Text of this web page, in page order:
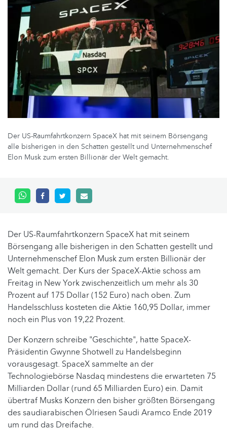
Der US-Raumfahrtkonzern SpaceX hat mit seinem Börsengang
alle bisherigen in den Schatten gestellt und Unternehmenschef
Elon Musk zum ersten Billionär der Welt gemacht.
Der US-Raumfahrtkonzern SpaceX hat mit seinem
Börsengang alle bisherigen in den Schatten gestellt und
Unternehmenschef Elon Musk zum ersten Billionär der
Welt gemacht. Der Kurs der SpaceX-Aktie schoss am
Freitag in New York zwischenzeitlich um mehr als 30
Prozent auf 175 Dollar (152 Euro) nach oben. Zum
Handelsschluss kosteten die Aktie 160,95 Dollar, immer
noch ein Plus von 19,22 Prozent.
Der Konzern schreibe "Geschichte", hatte SpaceX-
Präsidentin Gwynne Shotwell zu Handelsbeginn
vorausgesagt. SpaceX sammelte an der
Technologiebörse Nasdaq mindestens die erwarteten 75
Milliarden Dollar (rund 65 Milliarden Euro) ein. Damit
übertraf Musks Konzern den bisher größten Börsengang
des saudiarabischen Ölriesen Saudi Aramco Ende 2019
um rund das Dreifache.